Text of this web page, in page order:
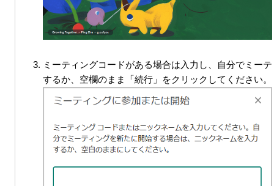
ミーティングコードがある場合は入力し、自分でミー
するか、空欄のまま「続行」をクリックしてください。